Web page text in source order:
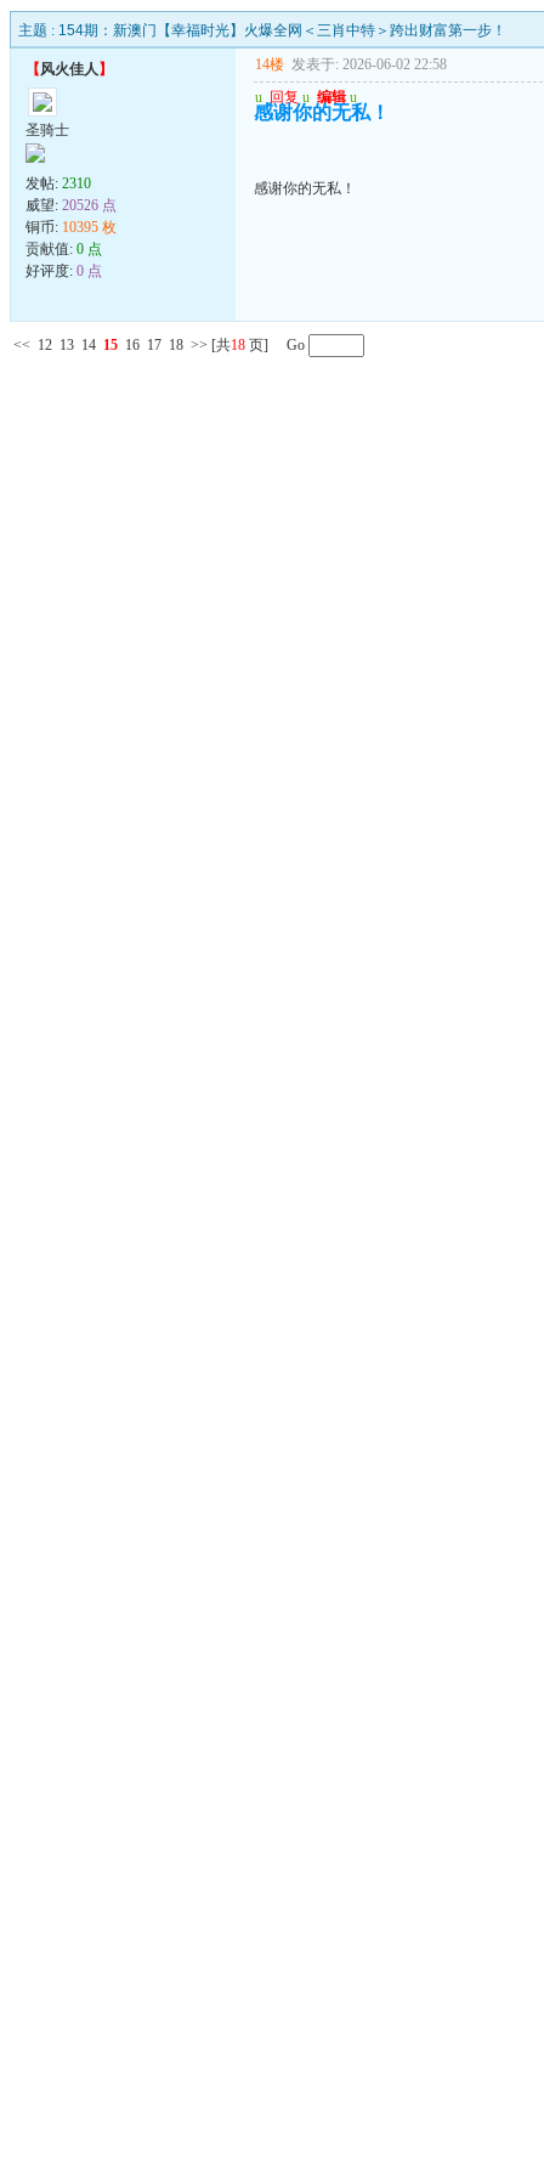
主题 : 154期：新澳门【幸福时光】火爆全网＜三肖中特＞跨出财富第一步！
【风火佳人 】
圣骑士
发帖: 2310
威望: 20526 点
铜币: 10395 枚
贡献值: 0 点
好评度: 0 点
14楼 发表于: 2026-06-02 22:58
u 回复 u 编辑 u
感谢你的无私！
感谢你的无私！
<< 12 13 14 15 16 17 18 >> [共18 页] Go